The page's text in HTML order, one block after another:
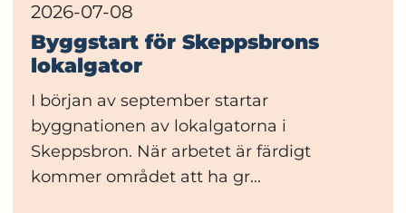
2026-07-08
Byggstart för Skeppsbrons
lokalgator
I början av september startar
byggnationen av lokalgatorna i
Skeppsbron. När arbetet är färdigt
kommer området att ha gr...